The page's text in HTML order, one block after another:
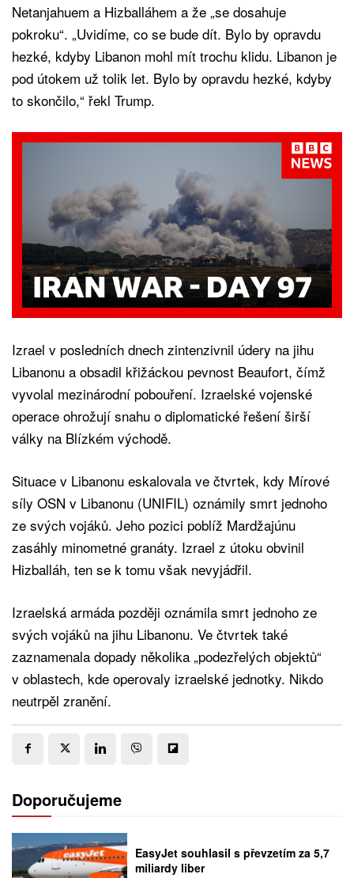
Netanjahuem a Hizballáhem a že „se dosahuje
pokroku“. „Uvidíme, co se bude dít. Bylo by opravdu
hezké, kdyby Libanon mohl mít trochu klidu. Libanon je
pod útokem už tolik let. Bylo by opravdu hezké, kdyby
to skončilo,“ řekl Trump.
Izrael v posledních dnech zintenzivnil údery na jihu
Libanonu a obsadil křižáckou pevnost Beaufort, čímž
vyvolal mezinárodní pobouření. Izraelské vojenské
operace ohrožují snahu o diplomatické řešení širší
války na Blízkém východě.
Situace v Libanonu eskalovala ve čtvrtek, kdy Mírové
síly OSN v Libanonu (UNIFIL) oznámily smrt jednoho
ze svých vojáků. Jeho pozici poblíž Mardžajúnu
zasáhly minometné granáty. Izrael z útoku obvinil
Hizballáh, ten se k tomu však nevyjádřil.
Izraelská armáda později oznámila smrt jednoho ze
svých vojáků na jihu Libanonu. Ve čtvrtek také
zaznamenala dopady několika „podezřelých objektů“
v oblastech, kde operovaly izraelské jednotky. Nikdo
neutrpěl zranění.
Doporučujeme
EasyJet souhlasil s převzetím za 5,7
miliardy liber